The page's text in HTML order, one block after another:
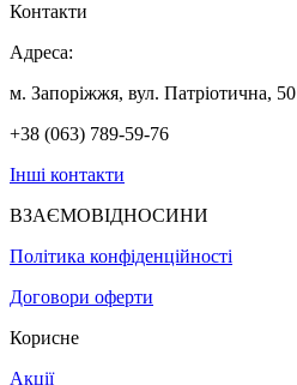
Контакти
Адреса:
м. Запоріжжя, вул. Патріотична, 50
+38 (063) 789-59-76
Інші контакти
ВЗАЄМОВІДНОСИНИ
Політика конфіденційності
Договори оферти
Корисне
Акції